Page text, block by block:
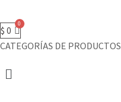
$ 0
CATEGORÍAS DE PRODUCTOS